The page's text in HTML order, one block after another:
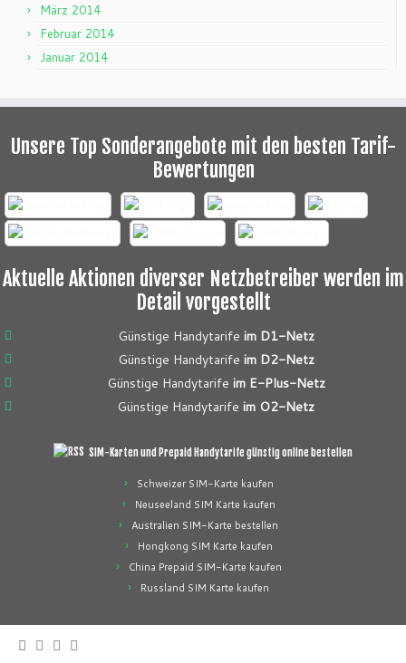
März 2014
Februar 2014
Januar 2014
Unsere Top Sonderangebote mit den besten Tarif-
Bewertungen
Aktuelle Aktionen diverser Netzbetreiber werden im
Detail vorgestellt
Günstige Handytarife im D1-Netz
Günstige Handytarife im D2-Netz
Günstige Handytarife im E-Plus-Netz
Günstige Handytarife im O2-Netz
SIM-Karten und Prepaid Handytarife günstig online bestellen
Schweizer SIM-Karte kaufen
Neuseeland SIM Karte kaufen
Australien SIM-Karte bestellen
Hongkong SIM Karte kaufen
China Prepaid SIM-Karte kaufen
Russland SIM Karte kaufen